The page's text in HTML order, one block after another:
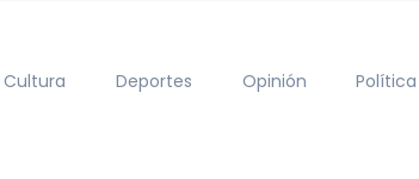
Cultura Deportes Opinión Política